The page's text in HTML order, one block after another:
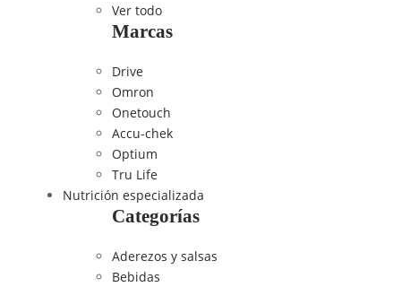
Ver todo
Marcas
Drive
Omron
Onetouch
Accu-chek
Optium
Tru Life
Nutrición especializada
Categorías
Aderezos y salsas
Bebidas